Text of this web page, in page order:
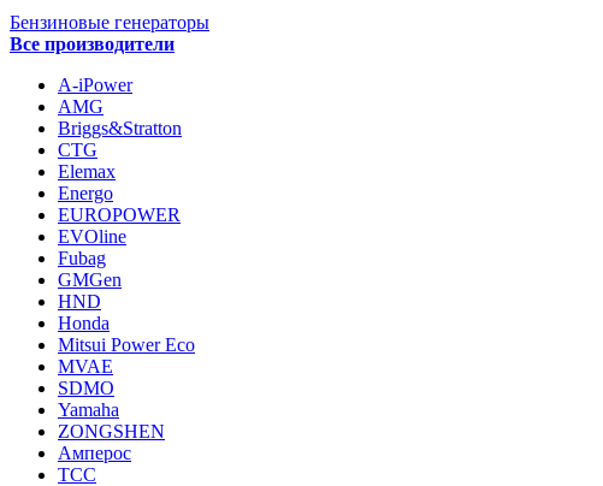
Бензиновые генераторы
Все производители
A-iPower
AMG
Briggs&Stratton
CTG
Elemax
Energo
EUROPOWER
EVOline
Fubag
GMGen
HND
Honda
Mitsui Power Eco
MVAE
SDMO
Yamaha
ZONGSHEN
Амперос
ТСС